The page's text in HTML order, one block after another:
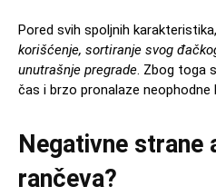
Pored svih spoljnih
korišćenje, sortiranje svog
unutrašnje pregrade. Zbog toga
čas i brzo pronalaze neophodne
Negativne strane
rančeva?